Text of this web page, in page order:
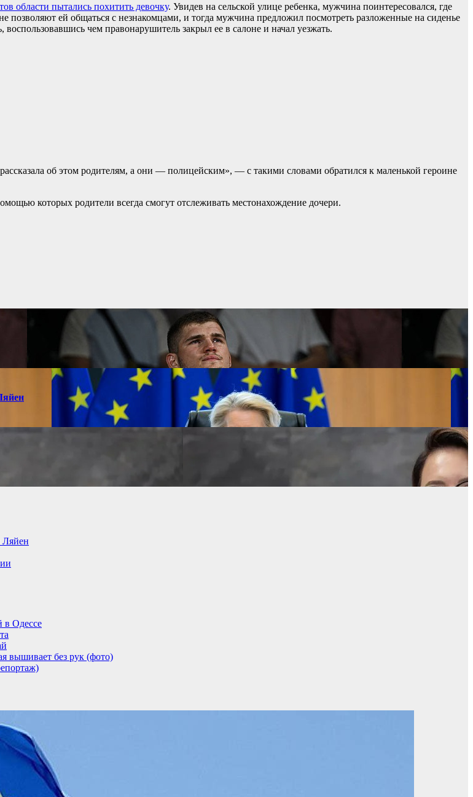
области пытались похитить девочку. Увидев на сельской улице ребенка, мужчина поинтересовался, где
позволяют ей общаться с незнакомцами, и тогда мужчина предложил посмотреть разложенные на сиденье
чем правонарушитель закрыл ее в салоне и начал уезжать.
об этом родителям, а они — полицейским», — с такими словами обратился к маленькой героине
которых родители всегда смогут отслеживать местонахождение дочери.
Ляйен
Одессе
вышивает без рук (фото)